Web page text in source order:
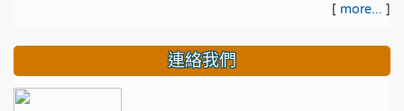
[ more... ]
連絡我們